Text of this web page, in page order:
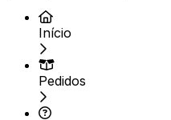
Início
Pedidos